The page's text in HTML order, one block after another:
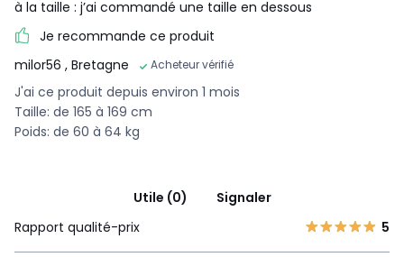
à la taille : j’ai commandé une taille en dessous
Je recommande ce produit
milor56 , Bretagne Acheteur vérifié
J'ai ce produit depuis environ 1 mois
Taille: de 165 à 169 cm
Poids: de 60 à 64 kg
Utile (0)
Signaler
Rapport qualité-prix
5